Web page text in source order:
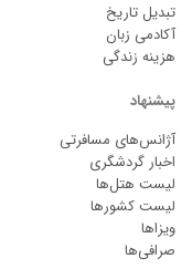
تبدیل تاریخ
آکادمی زبان
هزینه زندگی
پیشنهاد
آژانس‌های مسافرتی
اخبار گردشگری
لیست هتل‌ها
لیست کشورها
ویزاها
صرافی‌ها